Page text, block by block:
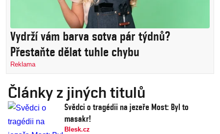
Vydrží vám barva sotva pár týdnů?
Přestaňte dělat tuhle chybu
Reklama
Články z jiných titulů
Svědci o tragédii na jezeře Most: Byl to
masakr!
Blesk.cz